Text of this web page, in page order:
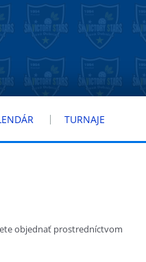
TURNAJE
objednať prostredníctvom